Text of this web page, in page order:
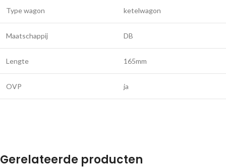
Type wagon ketelwagon
Maatschappij DB
Lengte 165mm
OVP ja
Gerelateerde producten